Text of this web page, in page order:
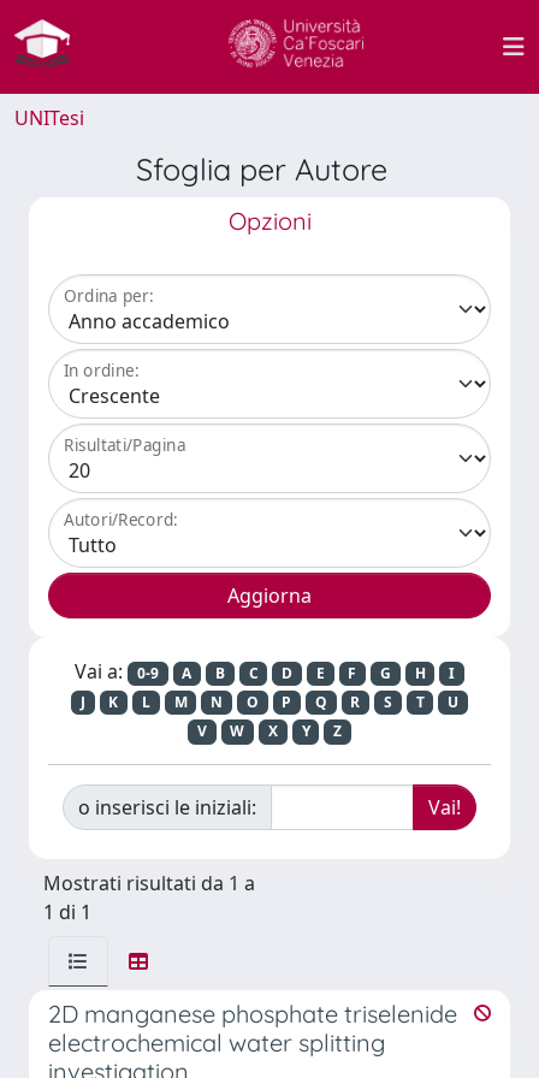
UNITesi
Sfoglia per Autore
Opzioni
Ordina per:
In ordine:
Risultati/Pagina
Autori/Record:
Vai a: 0-9 A B C D E F G H
I
J
K L M N O P Q R S T
U
V
W X Y Z
o inserisci le iniziali:
Mostrati risultati da 1 a
1 di 1
2D manganese phosphate triselenide
electrochemical water splitting
investigation.